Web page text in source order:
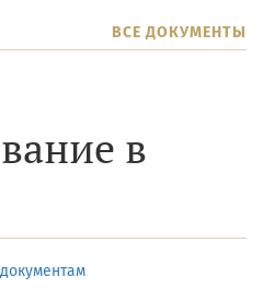
ВСЕ ДОКУМЕНТЫ
в